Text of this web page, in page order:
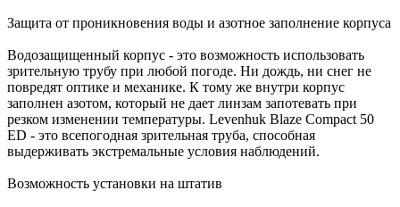
Защита от проникновения воды и азотное заполнение корпуса
Водозащищенный корпус - это возможность использовать
зрительную трубу при любой погоде. Ни дождь, ни снег не
повредят оптике и механике. К тому же внутри корпус
заполнен азотом, который не дает линзам запотевать при
резком изменении температуры. Levenhuk Blaze Compact 50
ED - это всепогодная зрительная труба, способная
выдерживать экстремальные условия наблюдений.
Возможность установки на штатив